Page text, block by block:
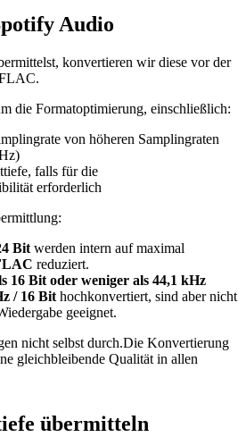
Audio
konvertieren wir diese vor der
die Formatoptimierung, einschließlich:
von höheren Samplingraten
falls für die
erforderlich
Bit werden intern auf maximal
reduziert.
16 Bit oder weniger als 44,1 kHz
/ 16 Bit hochkonvertiert, sind aber nicht
geeignet.
nicht selbst durch.Die Konvertierung
gleichbleibende Qualität in allen
übermitteln